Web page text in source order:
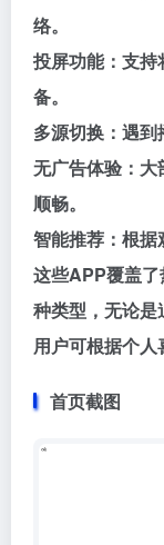
络。
投屏功能：支
备。
多源切换：遇到
无广告体验：
顺畅。
智能推荐：根据
这些APP覆盖
种类型，无论是
用户可根据个
首页截图